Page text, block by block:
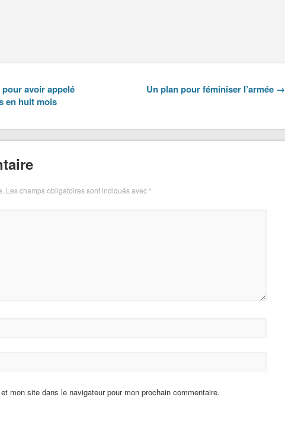
avoir appelé
en huit mois
Un plan pour féminiser l’armée →
Les champs obligatoires sont indiqués avec*
mon site dans le navigateur pour mon prochain commentaire.